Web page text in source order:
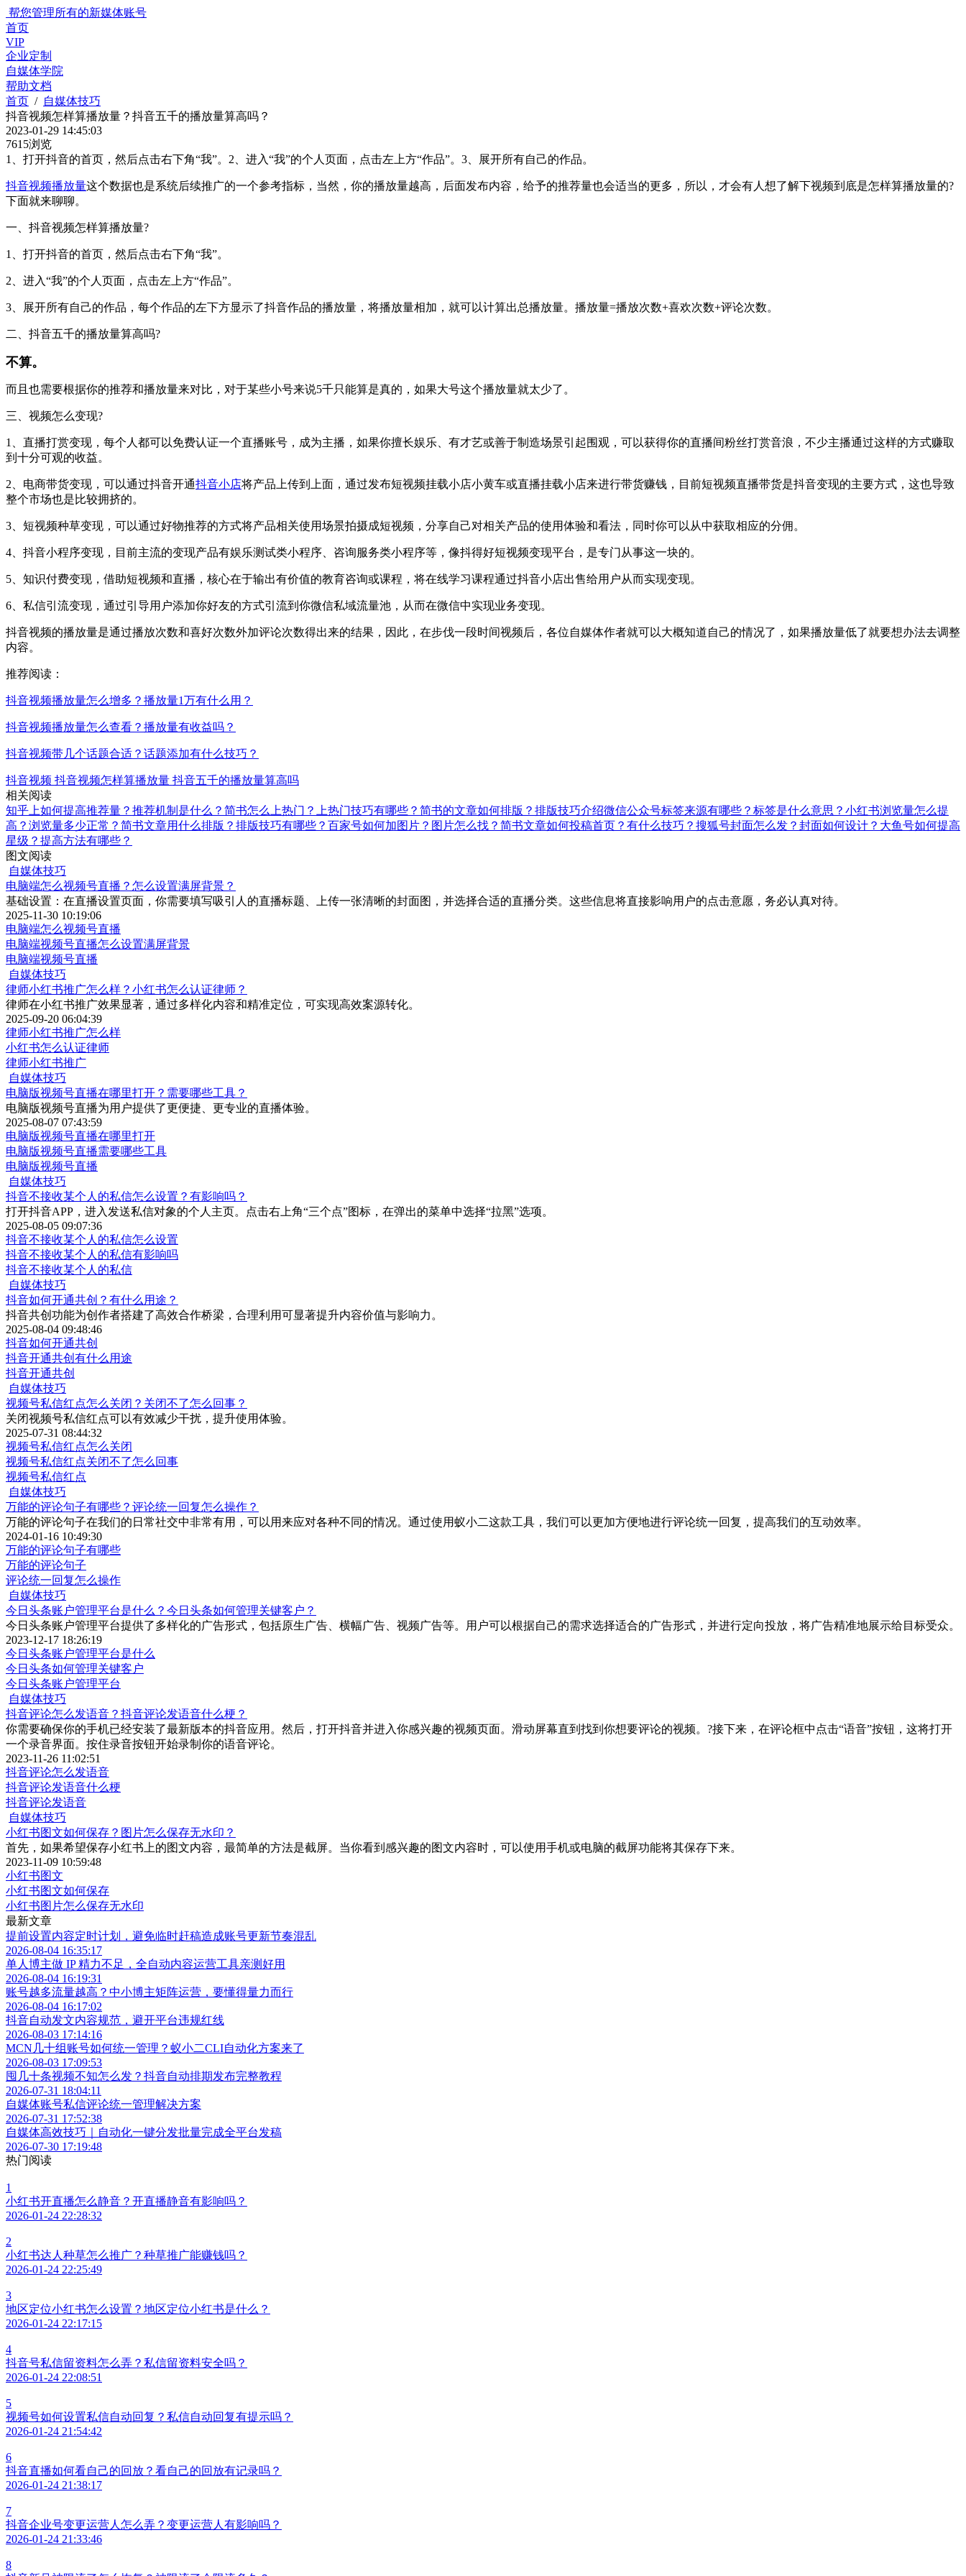
帮您管理所有的新媒体账号
首页
VIP
企业定制
自媒体学院
帮助文档
首页 / 自媒体技巧
抖音视频怎样算播放量？抖音五千的播放量算高吗？
2023-01-29 14:45:03
7615浏览
1、打开抖音的首页，然后点击右下角“我”。2、进入“我”的个人页面，点击左上方“作品”。3、展开所有自己的作品。
抖音视频播放量这个数据也是系统后续推广的一个参考指标，当然，你的播放量越高，后面发布内容，给予的推荐量也会适当的更多，所以，才会有人想了解下视频到底是怎样算播放量的?
下面就来聊聊。
一、抖音视频怎样算播放量?
1、打开抖音的首页，然后点击右下角“我”。
2、进入“我”的个人页面，点击左上方“作品”。
3、展开所有自己的作品，每个作品的左下方显示了抖音作品的播放量，将播放量相加，就可以计算出总播放量。播放量=播放次数+喜欢次数+评论次数。
二、抖音五千的播放量算高吗?
不算。
而且也需要根据你的推荐和播放量来对比，对于某些小号来说5千只能算是真的，如果大号这个播放量就太少了。
三、视频怎么变现?
1、直播打赏变现，每个人都可以免费认证一个直播账号，成为主播，如果你擅长娱乐、有才艺或善于制造场景引起围观，可以获得你的直播间粉丝打赏音浪，不少主播通过这样的方式赚取
到十分可观的收益。
2、电商带货变现，可以通过抖音开通抖音小店将产品上传到上面，通过发布短视频挂载小店小黄车或直播挂载小店来进行带货赚钱，目前短视频直播带货是抖音变现的主要方式，这也导致
整个市场也是比较拥挤的。
3、短视频种草变现，可以通过好物推荐的方式将产品相关使用场景拍摄成短视频，分享自己对相关产品的使用体验和看法，同时你可以从中获取相应的分佣。
4、抖音小程序变现，目前主流的变现产品有娱乐测试类小程序、咨询服务类小程序等，像抖得好短视频变现平台，是专门从事这一块的。
5、知识付费变现，借助短视频和直播，核心在于输出有价值的教育咨询或课程，将在线学习课程通过抖音小店出售给用户从而实现变现。
6、私信引流变现，通过引导用户添加你好友的方式引流到你微信私域流量池，从而在微信中实现业务变现。
抖音视频的播放量是通过播放次数和喜好次数外加评论次数得出来的结果，因此，在步伐一段时间视频后，各位自媒体作者就可以大概知道自己的情况了，如果播放量低了就要想办法去调整
内容。
推荐阅读：
抖音视频播放量怎么增多？播放量1万有什么用？
抖音视频播放量怎么查看？播放量有收益吗？
抖音视频带几个话题合适？话题添加有什么技巧？
抖音视频 抖音视频怎样算播放量 抖音五千的播放量算高吗
相关阅读
知乎上如何提高推荐量？推荐机制是什么？ 简书怎么上热门？上热门技巧有哪些？ 简书的文章如何排版？排版技巧介绍微信公众号标签来源有哪些？标签是什么意思？ 小红书浏览量怎么提
高？浏览量多少正常？ 简书文章用什么排版？排版技巧有哪些？ 百家号如何加图片？图片怎么找？ 简书文章如何投稿首页？有什么技巧？ 搜狐号封面怎么发？封面如何设计？ 大鱼号如何提高
星级？提高方法有哪些？
图文阅读
自媒体技巧
电脑端怎么视频号直播？怎么设置满屏背景？
基础设置：在直播设置页面，你需要填写吸引人的直播标题、上传一张清晰的封面图，并选择合适的直播分类。这些信息将直接影响用户的点击意愿，务必认真对待。
2025-11-30 10:19:06
电脑端怎么视频号直播
电脑端视频号直播怎么设置满屏背景
电脑端视频号直播
自媒体技巧
律师小红书推广怎么样？小红书怎么认证律师？
律师在小红书推广效果显著，通过多样化内容和精准定位，可实现高效案源转化。
2025-09-20 06:04:39
律师小红书推广怎么样
小红书怎么认证律师
律师小红书推广
自媒体技巧
电脑版视频号直播在哪里打开？需要哪些工具？
电脑版视频号直播为用户提供了更便捷、更专业的直播体验。
2025-08-07 07:43:59
电脑版视频号直播在哪里打开
电脑版视频号直播需要哪些工具
电脑版视频号直播
自媒体技巧
抖音不接收某个人的私信怎么设置？有影响吗？
打开抖音APP，进入发送私信对象的个人主页。点击右上角“三个点”图标，在弹出的菜单中选择“拉黑”选项。
2025-08-05 09:07:36
抖音不接收某个人的私信怎么设置
抖音不接收某个人的私信有影响吗
抖音不接收某个人的私信
自媒体技巧
抖音如何开通共创？有什么用途？
抖音共创功能为创作者搭建了高效合作桥梁，合理利用可显著提升内容价值与影响力。
2025-08-04 09:48:46
抖音如何开通共创
抖音开通共创有什么用途
抖音开通共创
自媒体技巧
视频号私信红点怎么关闭？关闭不了怎么回事？
关闭视频号私信红点可以有效减少干扰，提升使用体验。
2025-07-31 08:44:32
视频号私信红点怎么关闭
视频号私信红点关闭不了怎么回事
视频号私信红点
自媒体技巧
万能的评论句子有哪些？评论统一回复怎么操作？
万能的评论句子在我们的日常社交中非常有用，可以用来应对各种不同的情况。通过使用蚁小二这款工具，我们可以更加方便地进行评论统一回复，提高我们的互动效率。
2024-01-16 10:49:30
万能的评论句子有哪些
万能的评论句子
评论统一回复怎么操作
自媒体技巧
今日头条账户管理平台是什么？今日头条如何管理关键客户？
今日头条账户管理平台提供了多样化的广告形式，包括原生广告、横幅广告、视频广告等。用户可以根据自己的需求选择适合的广告形式，并进行定向投放，将广告精准地展示给目标受众。
2023-12-17 18:26:19
今日头条账户管理平台是什么
今日头条如何管理关键客户
今日头条账户管理平台
自媒体技巧
抖音评论怎么发语音？抖音评论发语音什么梗？
你需要确保你的手机已经安装了最新版本的抖音应用。然后，打开抖音并进入你感兴趣的视频页面。滑动屏幕直到找到你想要评论的视频。?接下来，在评论框中点击“语音”按钮，这将打开
一个录音界面。按住录音按钮开始录制你的语音评论。
2023-11-26 11:02:51
抖音评论怎么发语音
抖音评论发语音什么梗
抖音评论发语音
自媒体技巧
小红书图文如何保存？图片怎么保存无水印？
首先，如果希望保存小红书上的图文内容，最简单的方法是截屏。当你看到感兴趣的图文内容时，可以使用手机或电脑的截屏功能将其保存下来。
2023-11-09 10:59:48
小红书图文
小红书图文如何保存
小红书图片怎么保存无水印
最新文章
提前设置内容定时计划，避免临时赶稿造成账号更新节奏混乱
2026-08-04 16:35:17
单人博主做 IP 精力不足，全自动内容运营工具亲测好用
2026-08-04 16:19:31
账号越多流量越高？中小博主矩阵运营，要懂得量力而行
2026-08-04 16:17:02
抖音自动发文内容规范，避开平台违规红线
2026-08-03 17:14:16
MCN几十组账号如何统一管理？蚁小二CLI自动化方案来了
2026-08-03 17:09:53
囤几十条视频不知怎么发？抖音自动排期发布完整教程
2026-07-31 18:04:11
自媒体账号私信评论统一管理解决方案
2026-07-31 17:52:38
自媒体高效技巧｜自动化一键分发批量完成全平台发稿
2026-07-30 17:19:48
热门阅读
1
小红书开直播怎么静音？开直播静音有影响吗？
2026-01-24 22:28:32
2
小红书达人种草怎么推广？种草推广能赚钱吗？
2026-01-24 22:25:49
3
地区定位小红书怎么设置？地区定位小红书是什么？
2026-01-24 22:17:15
4
抖音号私信留资料怎么弄？私信留资料安全吗？
2026-01-24 22:08:51
5
视频号如何设置私信自动回复？私信自动回复有提示吗？
2026-01-24 21:54:42
6
抖音直播如何看自己的回放？看自己的回放有记录吗？
2026-01-24 21:38:17
7
抖音企业号变更运营人怎么弄？变更运营人有影响吗？
2026-01-24 21:33:46
8